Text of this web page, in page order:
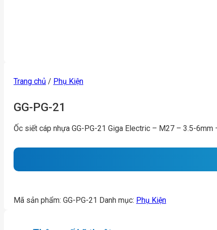
Trang chủ / Phụ Kiện
GG-PG-21
Ốc siết cáp nhựa GG-PG-21 Giga Electric – M27 – 3.5-
Mã sản phẩm: GG-PG-21 Danh mục: Phụ Kiện